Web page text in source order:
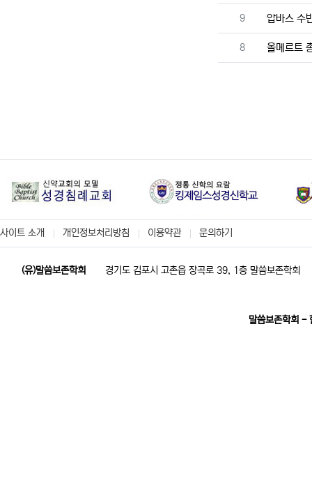
번호
9 압바스 수
번호
8 올메르트
사이트 소개 개인정보처리방침 이용약관 문의하기
(유)말씀보존학회 경기도 김포시 고촌읍 장곡로 39, 1층 말씀보존학회
말씀보존학회 -